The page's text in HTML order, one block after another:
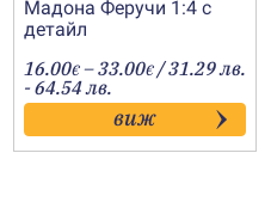
Мадона Феручи 1:4 с
детайл
16.00€ –33.00€Price
range:
16.00€
through
33.00€
/ 31.29 лв.
- 64.54 лв.
виж